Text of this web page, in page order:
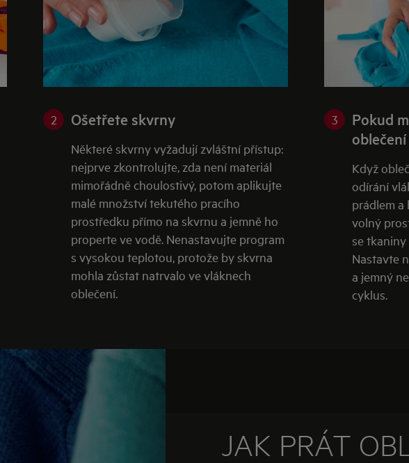
2 Ošetřete skvrny
Některé skvrny vyžadují zvláštní přístup:
nejprve zkontrolujte, zda není materiál
mimořádně choulostivý, potom aplikujte
malé množství tekutého pracího
prostředku přímo na skvrnu a jemně ho
properte ve vodě. Nenastavujte program
s vysokou teplotou, protože by skvrna
mohla zůstat natrvalo ve vláknech
oblečení.
3
Pokud
Když
odírání
prádlem
volný
se
Nastavte
a jemný
cyklus.
JAK PRÁT